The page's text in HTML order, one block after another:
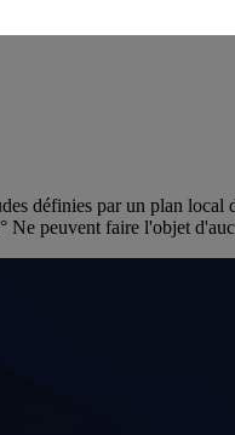
définies par un plan
peuvent faire l'objet